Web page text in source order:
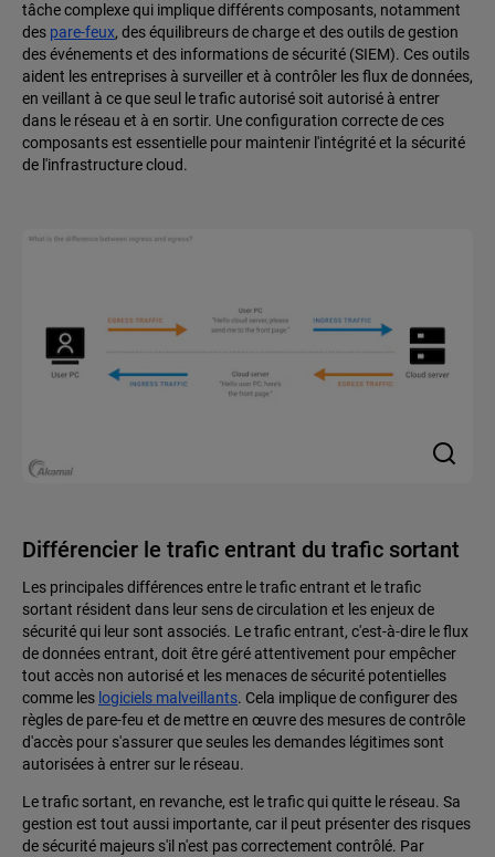
tâche complexe qui implique différents composants, notamment
des pare-feux, des équilibreurs de charge et des outils de gestion
des événements et des informations de sécurité (SIEM). Ces outils
aident les entreprises à surveiller et à contrôler les flux de données,
en veillant à ce que seul le trafic autorisé soit autorisé à entrer
dans le réseau et à en sortir. Une configuration correcte de ces
composants est essentielle pour maintenir l'intégrité et la sécurité
de l'infrastructure cloud.
Différencier le trafic entrant du trafic sortant
Les principales différences entre le trafic entrant et le trafic
sortant résident dans leur sens de circulation et les enjeux de
sécurité qui leur sont associés. Le trafic entrant, c'est-à-dire le flux
de données entrant, doit être géré attentivement pour empêcher
tout accès non autorisé et les menaces de sécurité potentielles
comme les logiciels malveillants. Cela implique de configurer des
règles de pare-feu et de mettre en œuvre des mesures de contrôle
d'accès pour s'assurer que seules les demandes légitimes sont
autorisées à entrer sur le réseau.
Le trafic sortant, en revanche, est le trafic qui quitte le réseau. Sa
gestion est tout aussi importante, car il peut présenter des risques
de sécurité majeurs s'il n'est pas correctement contrôlé. Par